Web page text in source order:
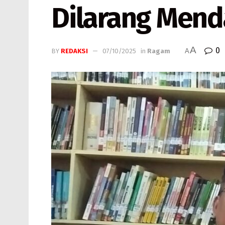
Dilarang
BY REDAKSI 07/10/2025 in Ragam AA 0